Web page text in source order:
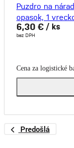
Puzdro na
opasok, 1
6,30 € / ks
bez DPH
Cena za logistické
Predošlá